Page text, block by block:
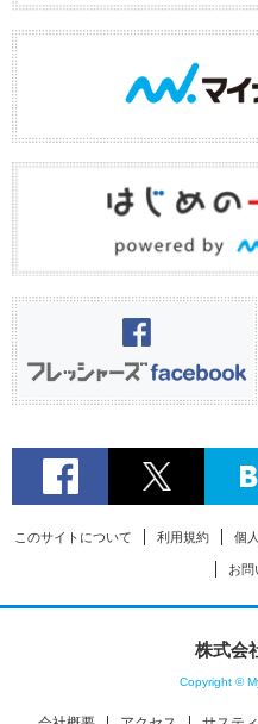
このサイトについて 利用規約 個
お問
株式会
Copyright ©